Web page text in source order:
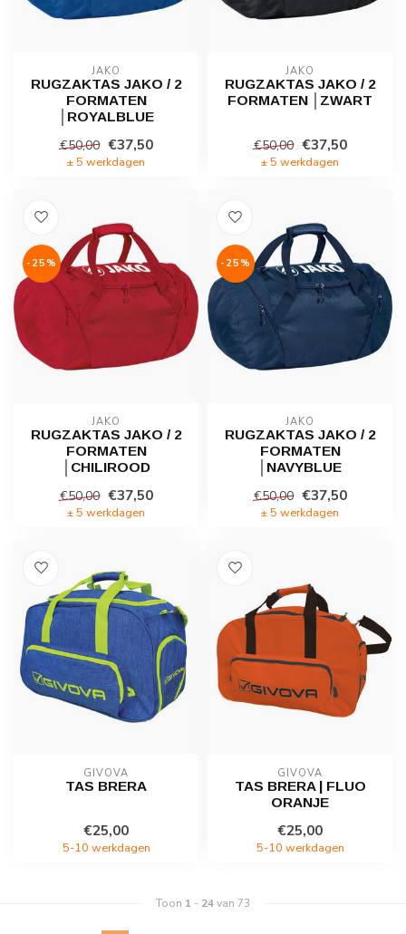
JAKO
RUGZAKTAS JAKO / 2
FORMATEN
│ROYALBLUE
€50,00 €37,50
± 5 werkdagen
JAKO
RUGZAKTAS JAKO / 2
FORMATEN │ZWART
€50,00 €37,50
± 5 werkdagen
-25%
JAKO
RUGZAKTAS JAKO / 2
FORMATEN
│CHILIROOD
€50,00 €37,50
± 5 werkdagen
-25%
JAKO
RUGZAKTAS JAKO / 2
FORMATEN
│NAVYBLUE
€50,00 €37,50
± 5 werkdagen
GIVOVA
TAS BRERA
€25,00
5-10 werkdagen
GIVOVA
TAS BRERA | FLUO
ORANJE
€25,00
5-10 werkdagen
Toon 1 - 24van 73